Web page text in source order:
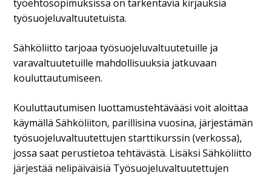
työehtosopimuksissa on tarkentavia kirjauksia
työsuojeluvaltuutetuista.
Sähköliitto tarjoaa työsuojeluvaltuutetuille ja
varavaltuutetuille mahdollisuuksia jatkuvaan
kouluttautumiseen.
Kouluttautumisen luottamustehtävääsi voit aloittaa
käymällä Sähköliiton, parillisina vuosina, järjestämän
työsuojeluvaltuutettujen starttikurssin (verkossa),
jossa saat perustietoa tehtävästä. Lisäksi Sähköliitto
järjestää nelipäiväisiä Työsuojeluvaltuutettujen